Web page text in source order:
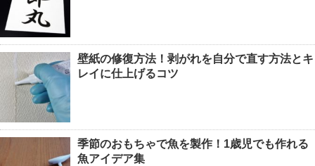
壁紙の修復方法！剥がれを自分で直す方法とキ
レイに仕上げるコツ
季節のおもちゃで魚を製作！1歳児でも作れる
魚アイデア集